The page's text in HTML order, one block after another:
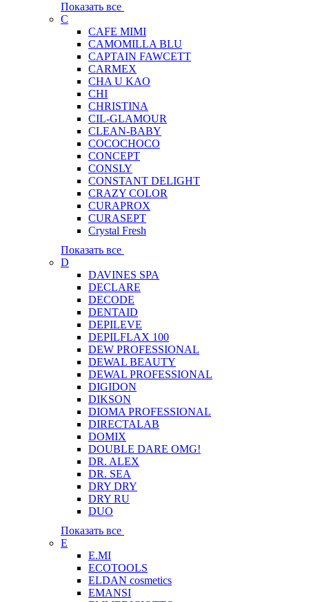
Показать все
C
CAFE MIMI
CAMOMILLA BLU
CAPTAIN FAWCETT
CARMEX
CHA U KAO
CHI
CHRISTINA
CIL-GLAMOUR
CLEAN-BABY
COCOCHOCO
CONCEPT
CONSLY
CONSTANT DELIGHT
CRAZY COLOR
CURAPROX
CURASEPT
Crystal Fresh
Показать все
D
DAVINES SPA
DECLARE
DECODE
DENTAID
DEPILEVE
DEPILFLAX 100
DEW PROFESSIONAL
DEWAL BEAUTY
DEWAL PROFESSIONAL
DIGIDON
DIKSON
DIOMA PROFESSIONAL
DIRECTALAB
DOMIX
DOUBLE DARE OMG!
DR. ALEX
DR. SEA
DRY DRY
DRY RU
DUO
Показать все
E
E.MI
ECOTOOLS
ELDAN cosmetics
EMANSI